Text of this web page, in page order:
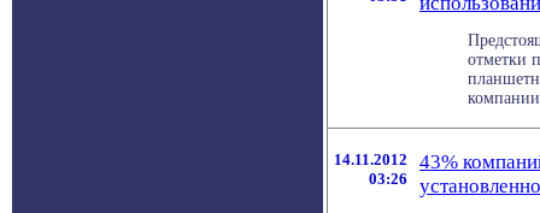
отметки
14.11.2012
03:26
43%